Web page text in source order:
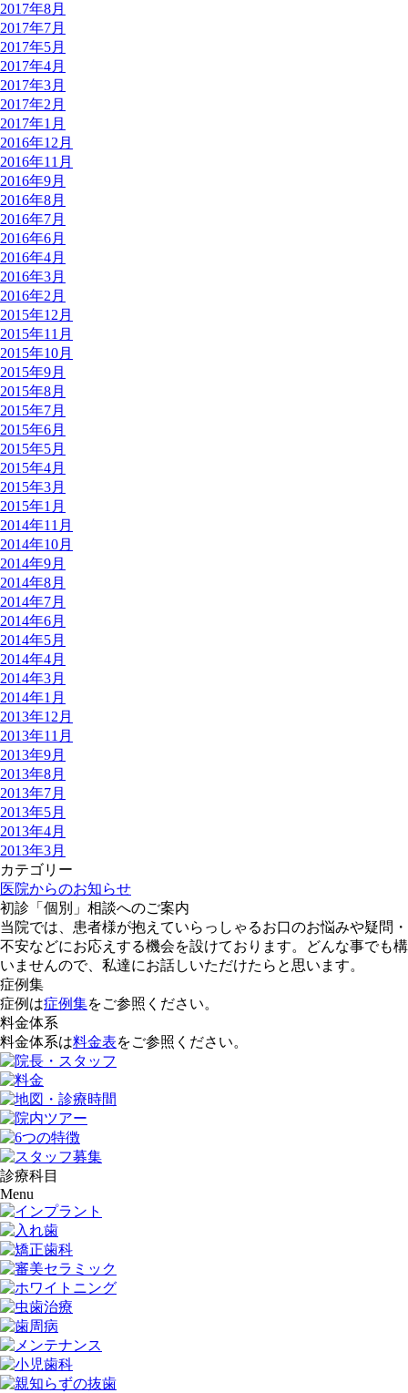
2017年8月
2017年7月
2017年5月
2017年4月
2017年3月
2017年2月
2017年1月
2016年12月
2016年11月
2016年9月
2016年8月
2016年7月
2016年6月
2016年4月
2016年3月
2016年2月
2015年12月
2015年11月
2015年10月
2015年9月
2015年8月
2015年7月
2015年6月
2015年5月
2015年4月
2015年3月
2015年1月
2014年11月
2014年10月
2014年9月
2014年8月
2014年7月
2014年6月
2014年5月
2014年4月
2014年3月
2014年1月
2013年12月
2013年11月
2013年9月
2013年8月
2013年7月
2013年5月
2013年4月
2013年3月
カテゴリー
医院からのお知らせ
初診「個別」相談へのご案内
当院では、患者様が抱えていらっしゃるお口のお悩みや疑問・
不安などにお応えする機会を設けております。どんな事でも構
いませんので、私達にお話しいただけたらと思います。
症例集
症例は症例集をご参照ください。
料金体系
料金体系は料金表をご参照ください。
診療科目
Menu